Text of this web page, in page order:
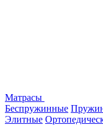
Матрасы
Беспружинные
Элитные